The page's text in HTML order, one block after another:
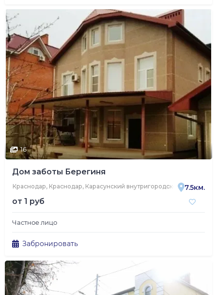
16
Дом заботы Берегиня
Краснодар, Краснодар, Карасунский внутригородской округ,
7.5км.
от 1 руб
Частное лицо
Забронировать